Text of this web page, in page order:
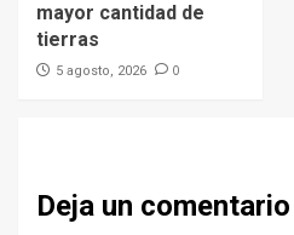
mayor cantidad de
tierras
5 agosto, 2026 0
Deja un comentario